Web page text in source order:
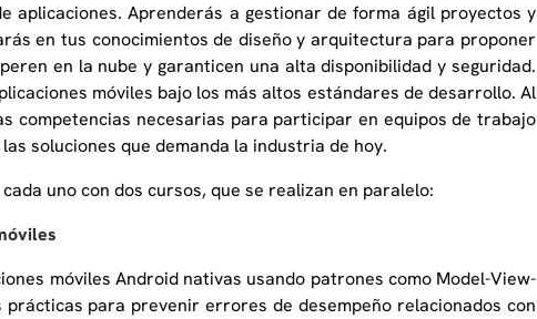
aplicaciones. Aprenderás a gestionar de forma ágil proyectos y
en tus conocimientos de diseño y arquitectura para proponer
en la nube y garanticen una alta disponibilidad y seguridad.
móviles bajo los más altos estándares de desarrollo. Al
competencias necesarias para participar en equipos de trabajo
soluciones que demanda la industria de hoy.
uno con dos cursos, que se realizan en paralelo:
móviles Android nativas usando patrones como Model-View-
prácticas para prevenir errores de desempeño relacionados con